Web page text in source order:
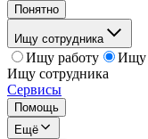
Понятно
Ищу сотрудника
Ищу работу
Ищу
Ищу сотрудника
Сервисы
Помощь
Ещё